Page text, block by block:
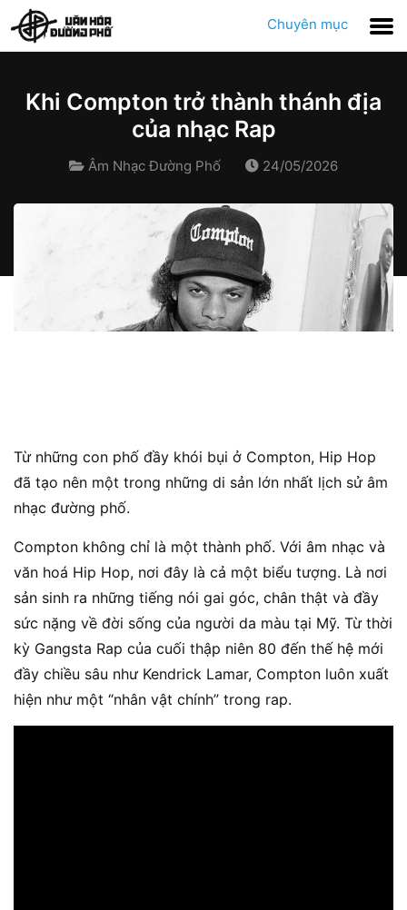
Chuyên mục
Khi Compton trở thành thánh địa
của nhạc Rap
Âm Nhạc Đường Phố 24/05/2026
Từ những con phố đầy khói bụi ở Compton, Hip Hop
đã tạo nên một trong những di sản lớn nhất lịch sử âm
nhạc đường phố.
Compton không chỉ là một thành phố. Với âm nhạc và
văn hoá Hip Hop, nơi đây là cả một biểu tượng. Là nơi
sản sinh ra những tiếng nói gai góc, chân thật và đầy
sức nặng về đời sống của người da màu tại Mỹ. Từ thời
kỳ Gangsta Rap của cuối thập niên 80 đến thế hệ mới
đầy chiều sâu như Kendrick Lamar, Compton luôn xuất
hiện như một “nhân vật chính” trong rap.